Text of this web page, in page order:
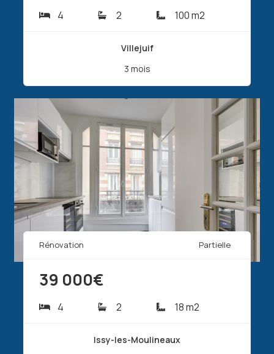
4 2 100 m2
Villejuif
3 mois
Rénovation Partielle
39 000€
4 2 18 m2
Issy-les-Moulineaux